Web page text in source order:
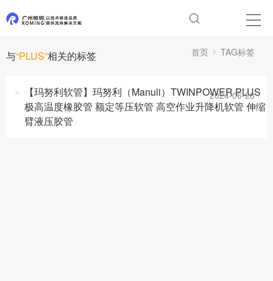
与“PLUS”相关的标签 首页 TAG标签
【玛努利软管】玛努利（Manuli）TWINPOWER PLUS
极高温度橡胶管 额定等压软管 高空作业升降机软管 伸缩
臂液压胶管
2024-06-28